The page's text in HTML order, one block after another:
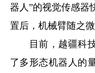
器人”的视觉传感器
置后，机械臂随之
目前，越疆科技
了多形态机器人的